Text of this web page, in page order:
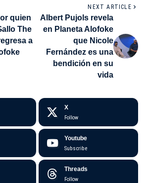
quien
The
a
NEXT ARTICLE
Albert Pujols revela
en Planeta Alofoke
que Nicole
Fernández es una
bendición en su
vida
X
Follow
Youtube
Subscribe
Threads
Follow